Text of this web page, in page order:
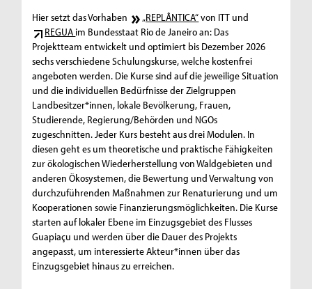
Hier setzt das Vorhaben
„REPLÂNTICA“von ITT und
REGUA im Bundesstaat Rio de Janeiro an: Das
Projektteam entwickelt und optimiert bis Dezember 2026
sechs verschiedene Schulungskurse, welche kostenfrei
angeboten werden. Die Kurse sind auf die jeweilige Situation
und die individuellen Bedürfnisse der Zielgruppen
Landbesitzer*innen, lokale Bevölkerung, Frauen,
Studierende, Regierung/Behörden und NGOs
zugeschnitten. Jeder Kurs besteht aus drei Modulen. In
diesen geht es um theoretische und praktische Fähigkeiten
zur ökologischen Wiederherstellung von Waldgebieten und
anderen Ökosystemen, die Bewertung und Verwaltung von
durchzuführenden Maßnahmen zur Renaturierung und um
Kooperationen sowie Finanzierungsmöglichkeiten. Die Kurse
starten auf lokaler Ebene im Einzugsgebiet des Flusses
Guapiaçu und werden über die Dauer des Projekts
angepasst, um interessierte Akteur*innen über das
Einzugsgebiet hinaus zu erreichen.